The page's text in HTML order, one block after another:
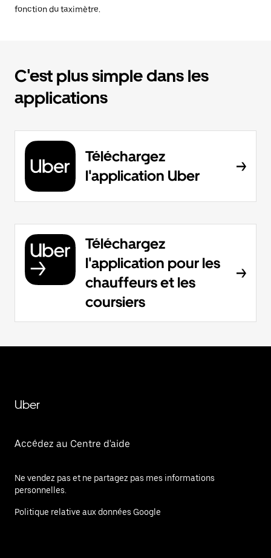
fonction du taximètre.
C'est plus simple dans les
applications
Téléchargez
l'application Uber
Téléchargez
l'application pour les
chauffeurs et les
coursiers
Uber
Accédez au Centre d'aide
Ne vendez pas et ne partagez pas mes informations
personnelles.
Politique relative aux données Google